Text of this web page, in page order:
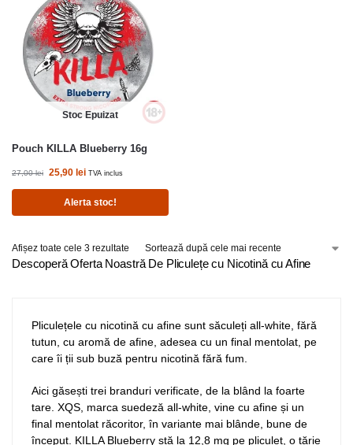
Stoc Epuizat
Pouch KILLA Blueberry 16g
27,00lei 25,90 lei TVA inclus
Alerta stoc!
Afișez toate cele 3 rezultate
Descoperă Oferta Noastră De Pliculețe cu Nicotină cu Afine
Pliculețele cu nicotină cu afine sunt săculeți all-white, fără
tutun, cu aromă de afine, adesea cu un final mentolat, pe
care îi ții sub buză pentru nicotină fără fum.
Aici găsești trei branduri verificate, de la blând la foarte
tare. XQS, marca suedeză all-white, vine cu afine și un
final mentolat răcoritor, în variante mai blânde, bune de
început. KILLA Blueberry stă la 12,8 mg pe pliculeț, o tărie